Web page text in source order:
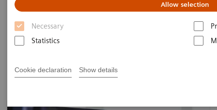
Allow selection
Necessary
Statistics
Cookie declaration Show details
Garantissez des opérations rapides et sans
problèmes grâce au soutien et à l'assistance de nos
experts qui répondent à distance aux questions